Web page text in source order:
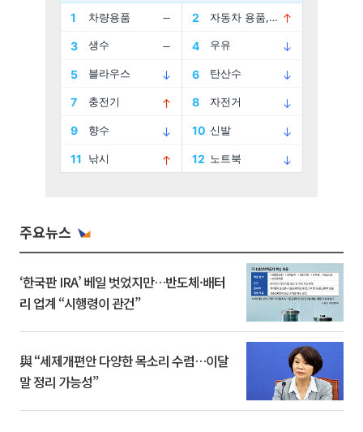
주요뉴스
‘한국판 IRA’ 베일 벗었지만…반도체·배터
리 업계 “시행령이 관건”
與 “세제개편안 다양한 목소리 수렴…이달
말 정리 가능성”